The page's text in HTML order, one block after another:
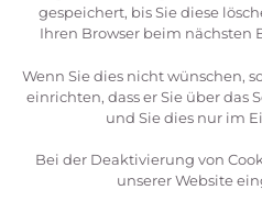
gespeichert, bis Sie diese
Ihren Browser beim nächsten
Wenn Sie dies nicht wünschen,
einrichten, dass er Sie über das
und Sie dies nur im
Bei der Deaktivierung von
unserer Website